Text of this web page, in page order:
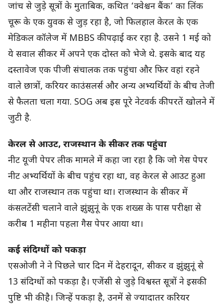
जांच से जुड़े सूत्रों के मुताबिक, कथित ‘क्वेश्चन बैंक’ का लिंक
चूरू के एक युवक से जुड़ रहा है, जो फिलहाल केरल के एक
मेडिकल कॉलेज में MBBS की पढ़ाई कर रहा है. उसने 1 मई को
ये सवाल सीकर में अपने एक दोस्त को भेजे थे. इसके बाद यह
दस्तावेज एक पीजी संचालक तक पहुंचा और फिर वहां रहने
वाले छात्रों, करियर काउंसलर्स और अन्य अभ्यर्थियों के बीच तेजी
से फैलता चला गया. SOG अब इस पूरे नेटवर्क की परतें खोलने में
जुटी है.
केरल से आउट, राजस्थान के सीकर तक पहुंचा
नीट यूजी पेपर लीक मामले में कहा जा रहा है कि जो गेस पेपर
नीट अभ्यर्थियों के बीच पहुंच रहा था, वह केरल से आउट हुआ
था और राजस्थान तक पहुंचा था। राजस्थान के सीकर में
कंसलटेंसी चलाने वाले झुंझुनूं के एक शख्स के पास परीक्षा से
करीब 1 महीना पहला गैस पेपर आया था।
कई संदिग्धों को पकड़ा
एसओजी ने ने पिछले चार दिन में देहरादून, सीकर व झुंझुनूं से
13 संदिग्धों को पकड़ा है। एजेंसी से जुड़े विश्वस्त सूत्रों ने इसकी
पुष्टि भी की है। जिन्हें पकड़ा है, उनमें से ज्यादातर करियर